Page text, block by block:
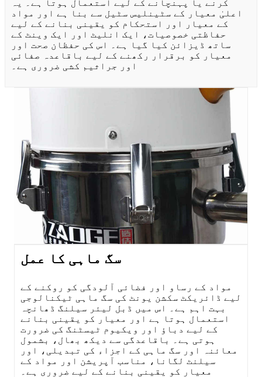
کرنے یا پہنچانے کے لیے استعمال ہوتا ہے۔ یہ
اعلیٰ معیار کے سٹینلیس سٹیل سے بنا ہے اور مواد
کے معیار اور استحکام کو یقینی بنانے کے لیے
حفاظتی خصوصیات، ایک انلیٹ اور ایک وینٹ کے
ساتھ ڈیزائن کیا گیا ہے۔ اس کی حفظان صحت اور
معیار کو برقرار رکھنے کے لیے باقاعدہ صفائی
اور جراثیم کشی ضروری ہے۔
سگ ماہی کا عمل
مواد کے رساو اور فضائی آلودگی کو روکنے کے
لیے ڈائریکٹ سکشن یونٹ کی سگ ماہی ٹیکنالوجی
بہت اہم ہے۔ اس میں ڈبل لیئر سیلنگ ڈھانچہ
استعمال ہوتا ہے اور معیار کو یقینی بنانے
کے لیے دباؤ اور ویکیوم ٹیسٹنگ کی ضرورت
ہوتی ہے۔ باقاعدگی سے دیکھ بھال، بشمول
معائنہ اور سگ ماہی کے اجزاء کی تبدیلی، اور
سیلنٹ لگانا، مناسب آپریشن اور مواد کے
معیار کو یقینی بنانے کے لیے ضروری ہے۔